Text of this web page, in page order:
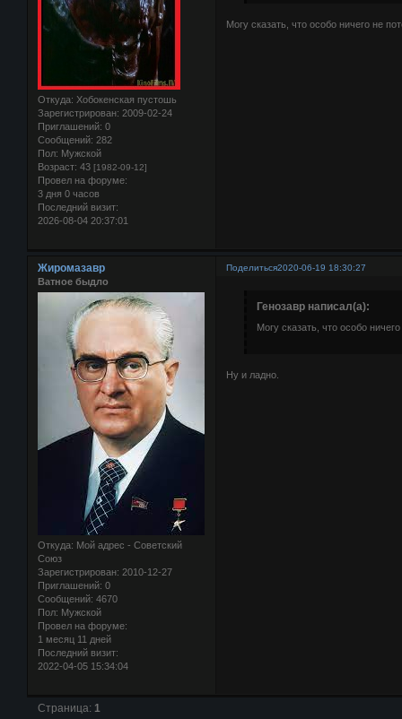
Откуда: Хобокенская пустошь
Зарегистрирован: 2009-02-24
Приглашений: 0
Сообщений: 282
Пол: Мужской
Возраст: 43 [1982-09-12]
Провел на форуме:
3 дня 0 часов
Последний визит:
2026-08-04 20:37:01
Могу сказать, что особо ничего не
Поделиться2020-06-19 18:30:27
Жиромазавр
Ватное быдло
Откуда: Мой адрес - Советский
Союз
Зарегистрирован: 2010-12-27
Приглашений: 0
Сообщений: 4670
Пол: Мужской
Провел на форуме:
1 месяц 11 дней
Последний визит:
2022-04-05 15:34:04
Генозавр написал(а):
Могу сказать, что особо
Ну и ладно.
Страница: 1